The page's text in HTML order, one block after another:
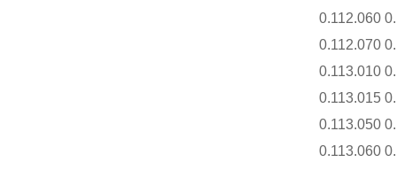
0.112.060
0.112.070
0.113.010
0.113.015
0.113.050
0.113.060